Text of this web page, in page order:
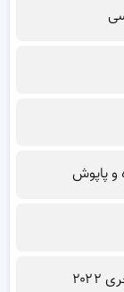
و پاپوش